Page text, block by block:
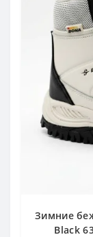
Зимние
Black